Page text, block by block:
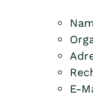
E-